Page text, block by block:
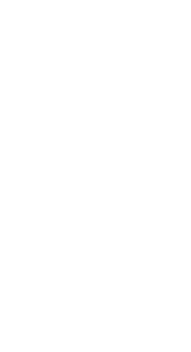
Arbeitszimmer
Insel
cm x H. 80 cm, B.